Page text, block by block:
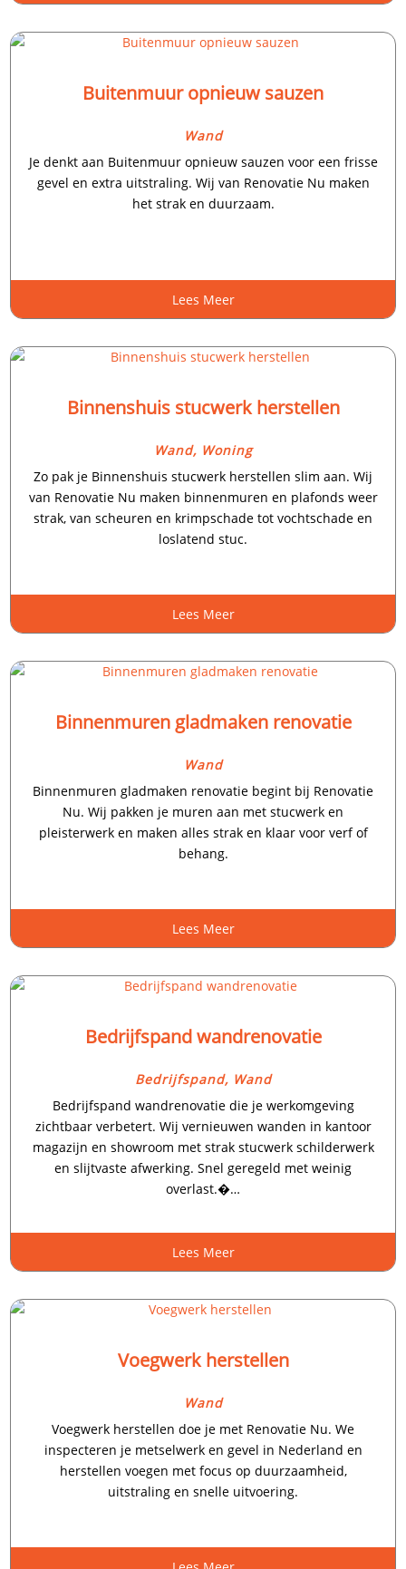
Buitenmuur opnieuw sauzen
Wand
Je denkt aan Buitenmuur opnieuw sauzen voor een frisse
gevel en extra uitstraling.​ Wij van Renovatie Nu maken
het strak en duurzaam.​
Lees Meer
Binnenshuis stucwerk herstellen
Wand, Woning
Zo pak je Binnenshuis stucwerk herstellen slim aan.​ Wij
van Renovatie Nu maken binnenmuren en plafonds weer
strak, van scheuren en krimpschade tot vochtschade en
loslatend stuc.​
Lees Meer
Binnenmuren gladmaken renovatie
Wand
Binnenmuren gladmaken renovatie begint bij Renovatie
Nu.​ Wij pakken je muren aan met stucwerk en
pleisterwerk en maken alles strak en klaar voor verf of
behang.​
Lees Meer
Bedrijfspand wandrenovatie
Bedrijfspand, Wand
Bedrijfspand wandrenovatie die je werkomgeving
zichtbaar verbetert.​ Wij vernieuwen wanden in kantoor
magazijn en showroom met strak stucwerk schilderwerk
en slijtvaste afwerking.​ Snel geregeld met weinig
overlast.�…
Lees Meer
Voegwerk herstellen
Wand
Voegwerk herstellen doe je met Renovatie Nu.​ We
inspecteren je metselwerk en gevel in Nederland en
herstellen voegen met focus op duurzaamheid,
uitstraling en snelle uitvoering.​